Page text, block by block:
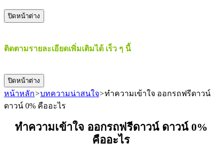
ปิดหน้าต่าง
ติดตามรายละเอียดเพิ่มเติมได้ เร็ว ๆ นี้
ปิดหน้าต่าง
หน้าหลัก>บทความน่าสนใจ>ทำความเข้าใจ ออกรถฟรีดาวน์
ดาวน์ 0% คืออะไร
ทำความเข้าใจ ออกรถฟรีดาวน์ ดาวน์ 0%
คืออะไร